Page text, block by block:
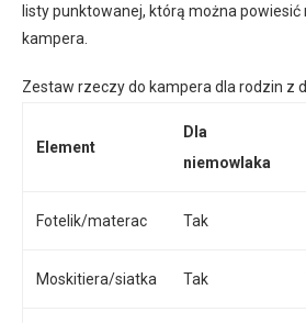
listy punktowanej, którą można
kampera.
Zestaw rzeczy do kampera dla rodzin z
Element
Dla
niemowlaka
Fotelik/materac Tak
Moskitiera/siatka Tak